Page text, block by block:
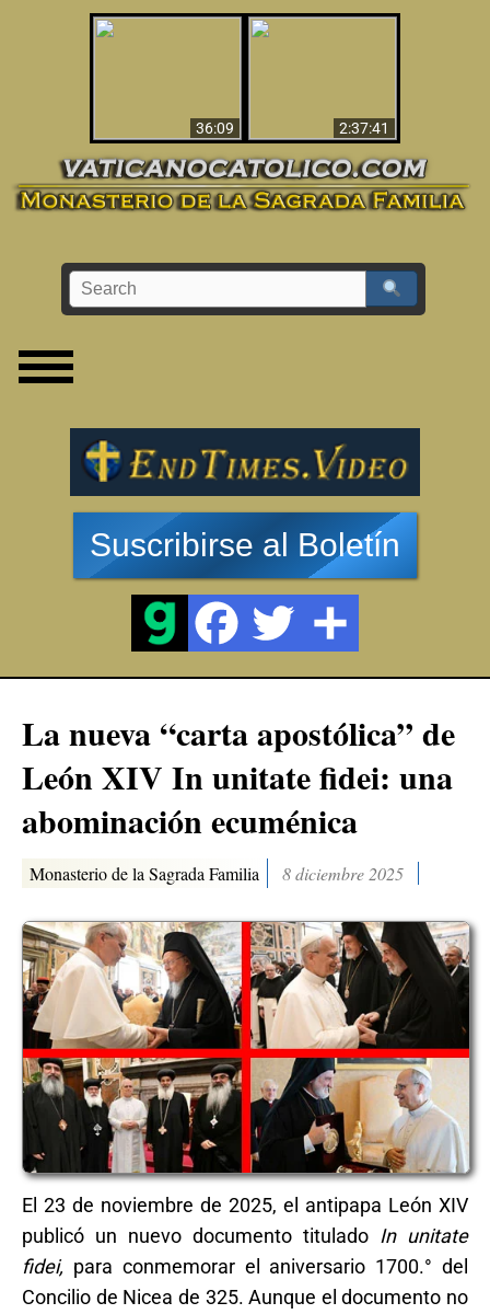
36:09
2:37:41
Suscribirse al Boletín
La nueva “carta apostólica” de
León XIV In unitate fidei: una
abominación ecuménica
Monasterio de la Sagrada Familia 8 diciembre 2025
El 23 de noviembre de 2025, el antipapa León XIV
publicó un nuevo documento titulado In unitate
fidei, para conmemorar el aniversario 1700.° del
Concilio de Nicea de 325. Aunque el documento no